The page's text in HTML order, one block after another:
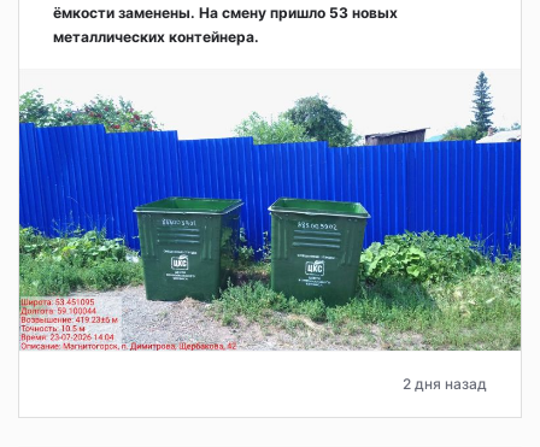
ёмкости заменены. На смену пришло 53 новых
металлических контейнера.
2 дня назад